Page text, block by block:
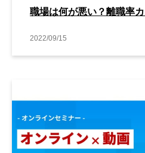
職場は何が悪い？離職率
2022/09/15